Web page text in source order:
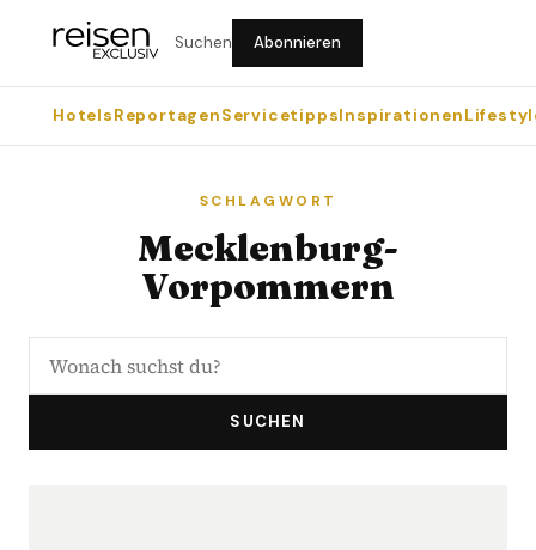
Suchen Abonnieren
HotelsReportagenServicetippsInspirationen
SCHLAGWORT
Mecklenburg-
Vorpommern
SUCHEN